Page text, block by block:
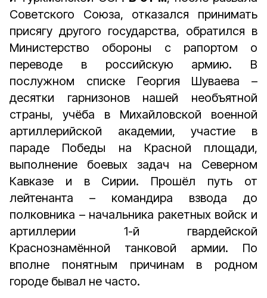
Советского Союза, отказался принимать
присягу другого государства, обратился в
Министерство обороны с рапортом о
переводе в российскую армию. В
послужном списке Георгия Шуваева –
десятки гарнизонов нашей необъятной
страны, учёба в Михайловской военной
артиллерийской академии, участие в
параде Победы на Красной площади,
выполнение боевых задач на Северном
Кавказе и в Сирии. Прошёл путь от
лейтенанта – командира взвода до
полковника – начальника ракетных войск и
артиллерии 1-й гвардейской
Краснознамённой танковой армии. По
вполне понятным причинам в родном
городе бывал не часто.